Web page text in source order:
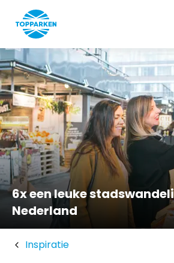
6x een leuke
Nederland
Inspiratie